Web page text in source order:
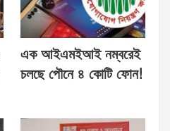
এক আইএমইআই নম্বরেই
চলছে পৌনে ৪ কোটি ফোন!